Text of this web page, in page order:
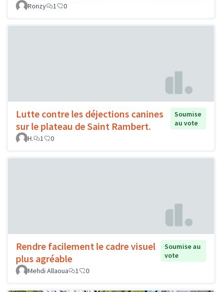
Ronzy
1 0
Lutte contre les déjections canines
sur le plateau de Saint Rambert.
Soumise
au vote
H.
1 0
Rendre facilement le cadre visuel
plus agréable
Soumise au
vote
Mehdi Allaoua
1 0